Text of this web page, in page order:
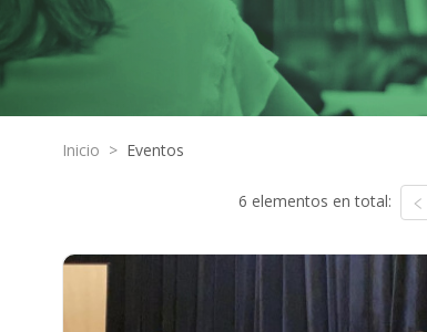
Inicio > Eventos
6 elementos en total: